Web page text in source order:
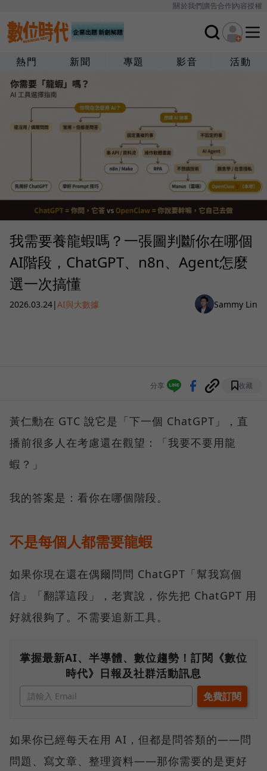
關於我們廣告合作內容授權
熱門 新聞 專題 影音 活動
我需要養龍蝦嗎？一張圖判斷你在哪個
AI階段，ChatGPT、n8n、Agent怎麼
選一次搞懂
2026.03.24|AI與大數據 Sammy Lin
分享 收藏
黃仁勳在 GTC 說它是「下一個 ChatGPT」，直
播前很多人在考慮還在觀望：「我要不要用龍
蝦？」
我的答案是：看你在哪個階段。
不是每個人都需要龍蝦
如果你現在還在偶爾問問 ChatGPT「幫我寫個
信」「翻譯這段」，老實說，你先把 ChatGPT 用
好就很夠了。不需要追新工具。
掌握最新AI、半導體、數位趨勢！訂閱《數位
時代》日報及社群活動訊息
如果你已經每天在用 AI，但都是問答類的——問
問題、寫文章、整理資料——那你需要的是更好